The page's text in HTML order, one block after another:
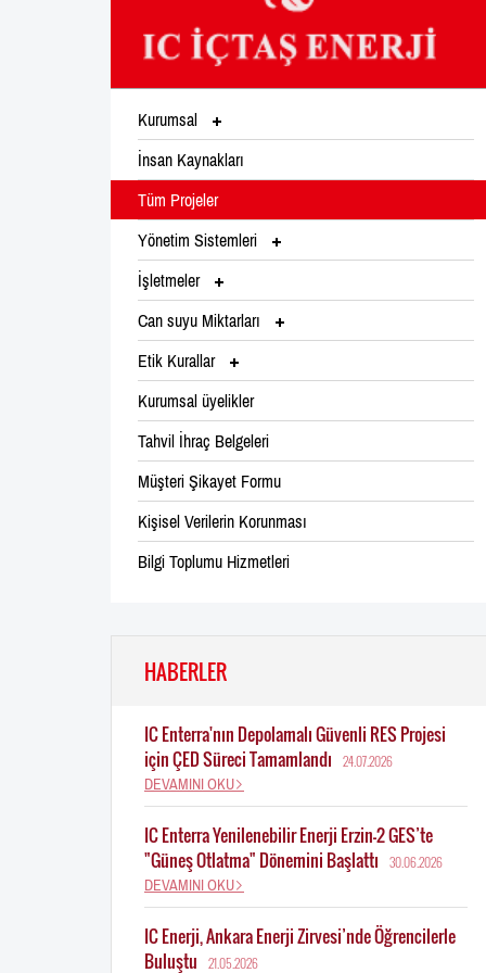
Kurumsal
İnsan Kaynakları
Tüm Projeler
Yönetim Sistemleri
İşletmeler
Can suyu Miktarları
Etik Kurallar
Kurumsal üyelikler
Tahvil İhraç Belgeleri
Müşteri Şikayet Formu
Kişisel Verilerin Korunması
Bilgi Toplumu Hizmetleri
HABERLER
IC Enterra'nın Depolamalı Güvenli RES Projesi
için ÇED Süreci Tamamlandı
24.07.2026
DEVAMINI OKU
IC Enterra Yenilenebilir Enerji Erzin-2 GES’te
"Güneş Otlatma" Dönemini Başlattı
30.06.2026
DEVAMINI OKU
IC Enerji, Ankara Enerji Zirvesi’nde Öğrencilerle
Buluştu
21.05.2026